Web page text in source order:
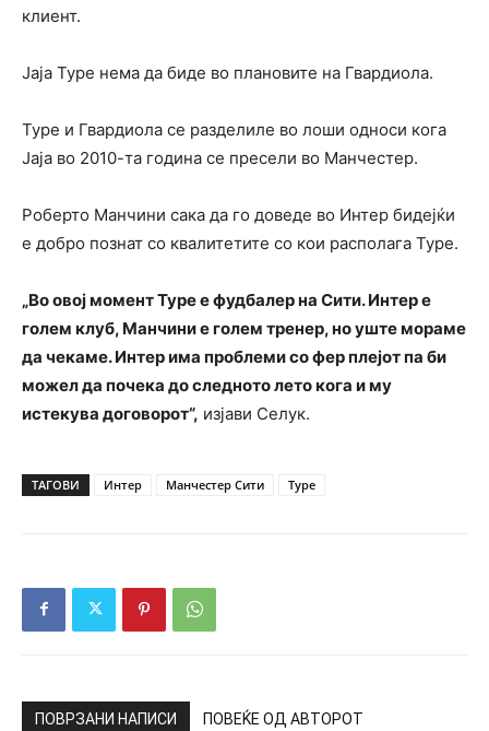
клиент.
Јаја Туре нема да биде во плановите на Гвардиола.
Туре и Гвардиола се разделиле во лоши односи кога
Јаја во 2010-та година се пресели во Манчестер.
Роберто Манчини сака да го доведе во Интер бидејќи
е добро познат со квалитетите со кои располага Туре.
„Во овој момент Туре е фудбалер на Сити. Интер е
голем клуб, Манчини е голем тренер, но уште мораме
да чекаме. Интер има проблеми со фер плејот па би
можел да почека до следното лето кога и му
истекува договорот“, изјави Селук.
ТАГОВИ Интер Манчестер Сити Туре
ПОВРЗАНИ НАПИСИ ПОВЕЌЕ ОД АВТОРОТ